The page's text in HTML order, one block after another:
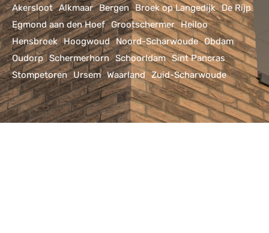
Akersloot Alkmaar Bergen Broek op Langedijk De Rijp
Egmond aan den Hoef Grootschermer Heiloo
Hensbroek Hoogwoud Noord-Scharwoude Obdam
Oudorp Schermerhorn Schoorldam Sint Pancras
Stompetoren Ursem Waarland Zuid-Scharwoude